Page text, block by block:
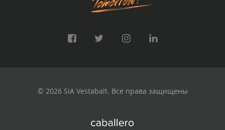
© 2026 SIA Vestabalt. Все права защищены